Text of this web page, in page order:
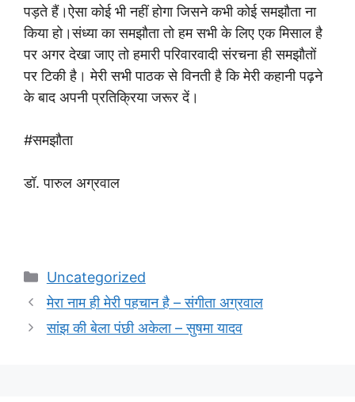
पड़ते हैं।ऐसा कोई भी नहीं होगा जिसने कभी कोई समझौता ना
किया हो।संध्या का समझौता तो हम सभी के लिए एक मिसाल है
पर अगर देखा जाए तो हमारी परिवारवादी संरचना ही समझौतों
पर टिकी है। मेरी सभी पाठक से विनती है कि मेरी कहानी पढ़ने
के बाद अपनी प्रतिक्रिया जरूर दें।
#समझौता
डॉ. पारुल अग्रवाल
Categories
Uncategorized
मेरा नाम ही मेरी पहचान है – संगीता अग्रवाल
सांझ की बेला पंछी अकेला – सुषमा यादव